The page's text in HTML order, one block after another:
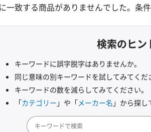
一致する商品がありませんでした。 条
検索のヒン
キーワードに誤字脱字はありませんか。
同じ意味の別キーワードを試してみてくだ
キーワードの数を減らしてみてください。
「カテゴリー 」や「メーカー名 」から探